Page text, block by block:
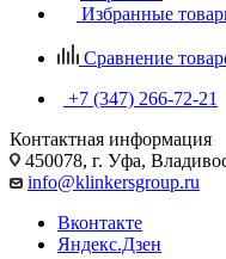
Избранные
Сравнение
+7 (347) 266-72-21
Контактная информация
450078, г. Уфа,
info@klinkersgroup.ru
Вконтакте
Яндекс.Дзен